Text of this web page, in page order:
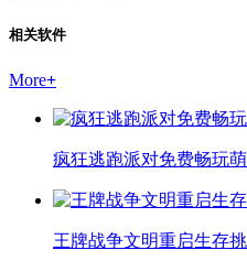
相关软件
More+
疯狂逃跑派对免费畅玩
王牌战争文明重启生存